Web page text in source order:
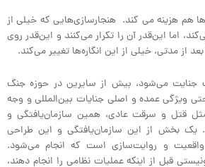
هم هزینه می کند. هنجارسازی‌هایی که خیلی از
اما این‌قدر آن را تکرار می‌کنند و این‌قدر روی
از مدتی، خیلی از این انگاره‌ها تغییر می‌کند.
جنایت می‌شود، بیش از سایرین در حوزه جنگ
ویژگی عمده و اصلی جنایات بین‌المللی و وجه
قتل و سرقت عادی، همین سازمان‌یافتگی و
یک بخش از این سازمان‌یافتگی و این طراحی
واقعیت و روایت‌سازی است که انجام می‌شود.
قبل از اینکه عملیات نظامی را انجام دهند،